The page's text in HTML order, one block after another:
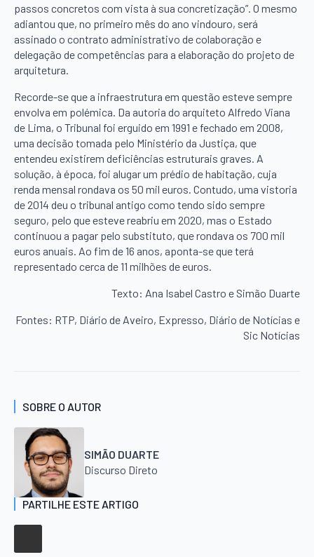
passos concretos com vista à sua concretização”. O mesmo
adiantou que, no primeiro mês do ano vindouro, será
assinado o contrato administrativo de colaboração e
delegação de competências para a elaboração do projeto de
arquitetura.
Recorde-se que a infraestrutura em questão esteve sempre
envolva em polémica. Da autoria do arquiteto Alfredo Viana
de Lima, o Tribunal foi erguido em 1991 e fechado em 2008,
uma decisão tomada pelo Ministério da Justiça, que
entendeu existirem deficiências estruturais graves. A
solução, à época, foi alugar um prédio de habitação, cuja
renda mensal rondava os 50 mil euros. Contudo, uma vistoria
de 2014 deu o tribunal antigo como tendo sido sempre
seguro, pelo que esteve reabriu em 2020, mas o Estado
continuou a pagar pelo substituto, que rondava os 700 mil
euros anuais. Ao fim de 16 anos, aponta-se que terá
representado cerca de 11 milhões de euros.
Texto: Ana Isabel Castro e Simão Duarte
Fontes: RTP, Diário de Aveiro, Expresso, Diário de Notícias e
Sic Notícias
SOBRE O AUTOR
SIMÃO DUARTE
Discurso Direto
PARTILHE ESTE ARTIGO